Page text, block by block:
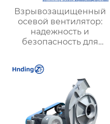
Взрывозащищенный
осевой вентилятор:
надежность и
безопасность для